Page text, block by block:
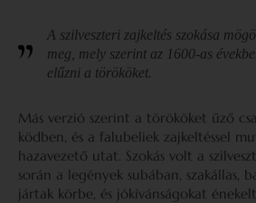
A szilveszteri zajkeltés szokása
meg, mely szerint az 1600-as
elűzni a törököket.
Más verzió szerint a törököket űző
ködben, és a falubeliek zajkeltéssel
hazavezető utat. Szokás volt a
során a legények subában, szakállas,
jártak körbe, és jókívánságokat